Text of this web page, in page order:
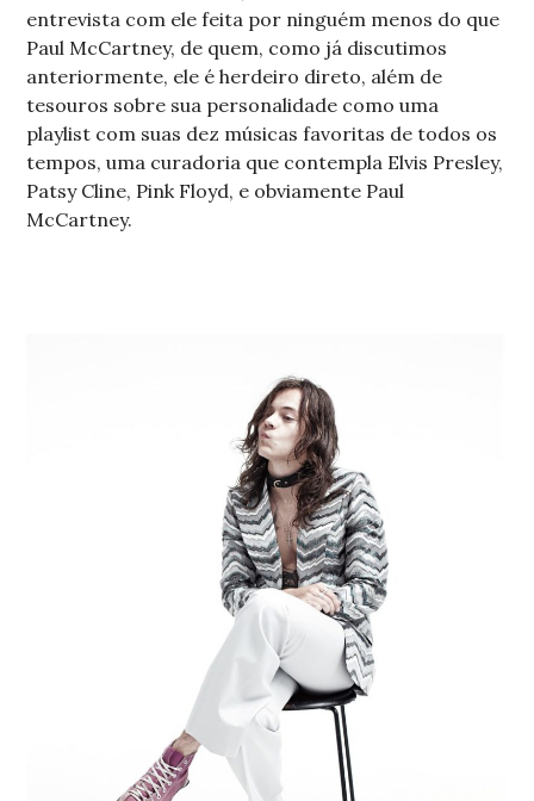
entrevista com ele feita por ninguém menos do que
Paul McCartney, de quem, como já discutimos
anteriormente, ele é herdeiro direto, além de
tesouros sobre sua personalidade como uma
playlist com suas dez músicas favoritas de todos os
tempos, uma curadoria que contempla Elvis Presley,
Patsy Cline, Pink Floyd, e obviamente Paul
McCartney.